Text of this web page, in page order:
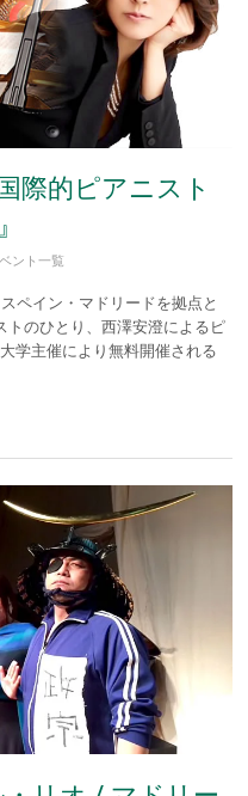
際的ピアニスト
ント一覧
ペイン・マドリードを拠点と
トのひとり、西澤安澄によるピ
学主催により無料開催される